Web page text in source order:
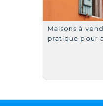
Maisons à
pratique pour